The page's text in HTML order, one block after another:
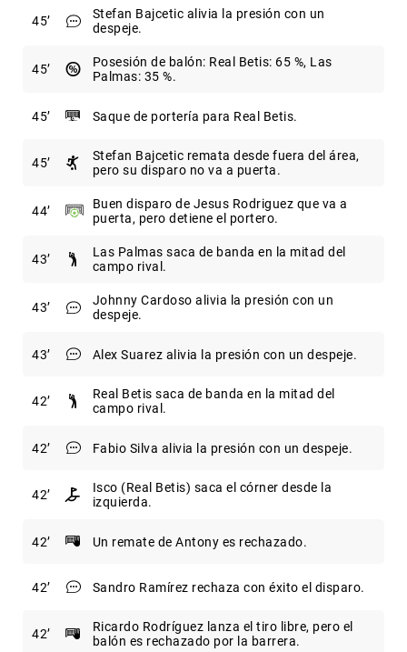
45
Stefan Bajcetic alivia la presión con un
despeje.
45
Posesión de balón: Real Betis: 65 %, Las
Palmas: 35 %.
45 Saque de portería para Real Betis.
45
Stefan Bajcetic remata desde fuera del área,
pero su disparo no va a puerta.
44
Buen disparo de Jesus Rodriguez que va a
puerta, pero detiene el portero.
43
Las Palmas saca de banda en la mitad del
campo rival.
43
Johnny Cardoso alivia la presión con un
despeje.
43 Alex Suarez alivia la presión con un despeje.
42
Real Betis saca de banda en la mitad del
campo rival.
42 Fabio Silva alivia la presión con un despeje.
42
Isco (Real Betis) saca el córner desde la
izquierda.
42 Un remate de Antony es rechazado.
42 Sandro Ramírez rechaza con éxito el disparo.
42
Ricardo Rodríguez lanza el tiro libre, pero el
balón es rechazado por la barrera.